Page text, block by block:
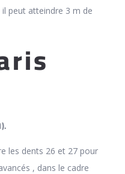
peut atteindre 3 m de
les dents 26 et 27 pour
, dans le cadre